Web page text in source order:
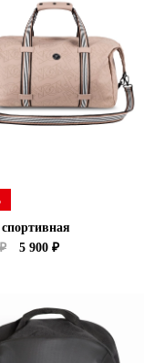
5 900 ₽